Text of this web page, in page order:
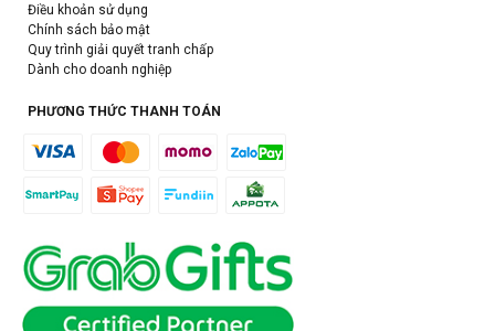
Điều khoản sử dụng
Chính sách bảo mật
Quy trình giải quyết tranh chấp
Dành cho doanh nghiệp
PHƯƠNG THỨC THANH TOÁN